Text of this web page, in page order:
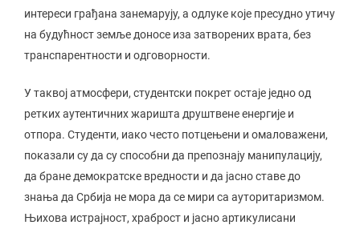
интереси грађана занемарују, а одлуке које пресудно утичу
на будућност земље доносе иза затворених врата, без
транспарентности и одговорности.
У таквој атмосфери, студентски покрет остаје једно од
ретких аутентичних жаришта друштвене енергије и
отпора. Студенти, иако често потцењени и омаловажени,
показали су да су способни да препознају манипулацију,
да бране демократске вредности и да јасно ставе до
знања да Србија не мора да се мири са ауторитаризмом.
Њихова истрајност, храброст и јасно артикулисани